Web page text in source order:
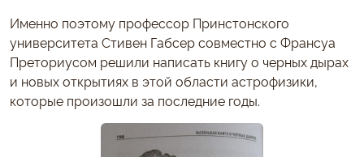
Именно поэтому профессор Принстонского
университета Стивен Габсер совместно с Франсуа
Преториусом решили написать книгу о черных дырах
и новых открытиях в этой области астрофизики,
которые произошли за последние годы.